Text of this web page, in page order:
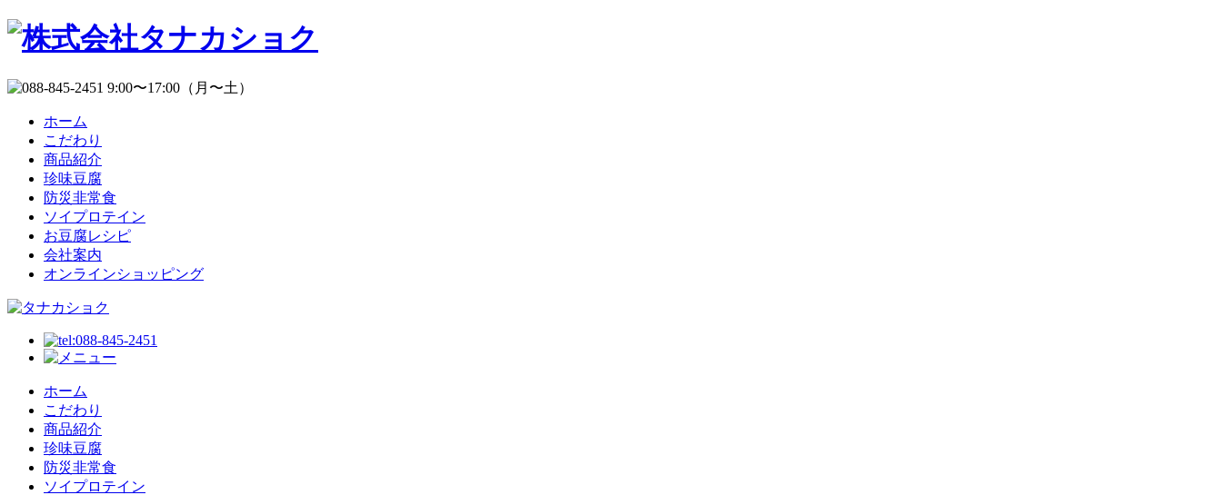
ホーム
こだわり
商品紹介
珍味豆腐
防災非常食
ソイプロテイン
お豆腐レシピ
会社案内
オンラインショッピング
ホーム
こだわり
商品紹介
珍味豆腐
防災非常食
ソイプロテイン